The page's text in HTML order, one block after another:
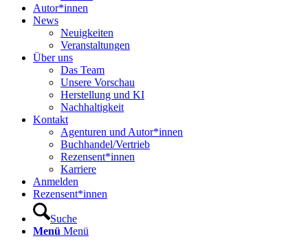
Autor*innen
News
Neuigkeiten
Veranstaltungen
Über uns
Das Team
Unsere Vorschau
Herstellung und KI
Nachhaltigkeit
Kontakt
Agenturen und Autor*innen
Buchhandel/Vertrieb
Rezensent*innen
Karriere
Anmelden
Rezensent*innen
Suche
Menü Menü